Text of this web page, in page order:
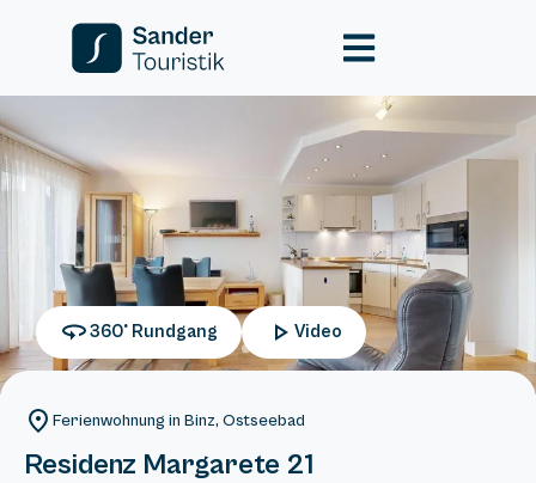
360° Rundgang Video
Ferienwohnung in Binz, Ostseebad
Residenz Margarete 21